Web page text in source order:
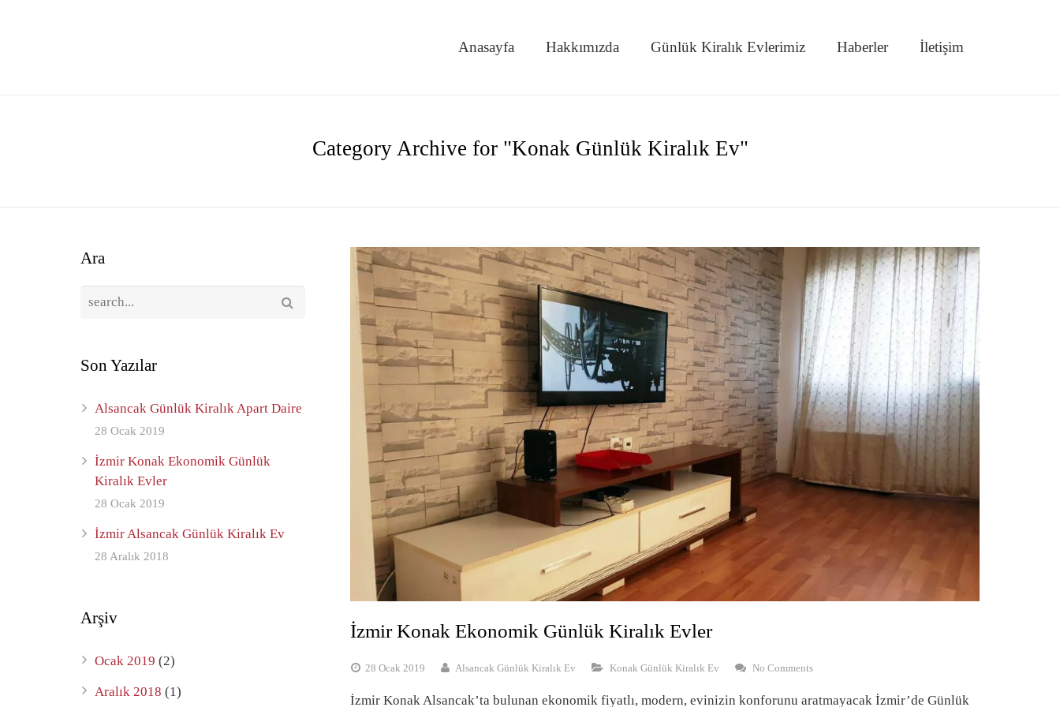
Anasayfa Hakkımızda Günlük Kiralık Evlerimiz Haberler İletişim
Category Archive for "Konak Günlük Kiralık Ev"
İzmir Konak Ekonomik Günlük Kiralık Evler
28 Ocak 2019 Alsancak Günlük Kiralık Ev Konak Günlük Kiralık Ev No Comments
İzmir Konak Alsancak’ta bulunan ekonomik fiyatlı, modern, evinizin konforunu aratmayacak İzmir’de Günlük
Ara
Son Yazılar
Alsancak Günlük Kiralık Apart Daire
28 Ocak 2019
İzmir Konak Ekonomik Günlük
Kiralık Evler
28 Ocak 2019
İzmir Alsancak Günlük Kiralık Ev
28 Aralık 2018
Arşiv
Ocak 2019 (2)
Aralık 2018 (1)